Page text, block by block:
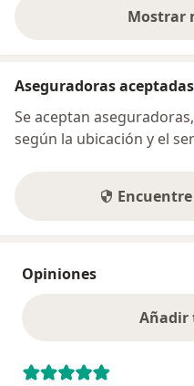
Mostrar
Aseguradoras aceptadas
Se aceptan
según la ubicación y el
Opiniones
Añadir